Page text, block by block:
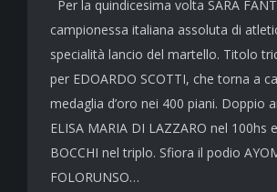
Per la quindicesima volta SARA
campionessa italiana assoluta di
specialità lancio del martello. Titolo
per EDOARDO SCOTTI, che torna a
medaglia d’oro nei 400 piani. Doppio
ELISA MARIA DI LAZZARO nel 100hs
BOCCHI nel triplo. Sfiora il podio
FOLORUNSO…